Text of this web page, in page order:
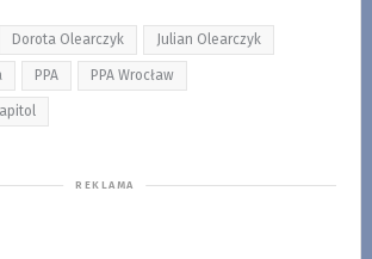
Dorota Olearczyk Julian Olearczyk
PPA PPA Wrocław